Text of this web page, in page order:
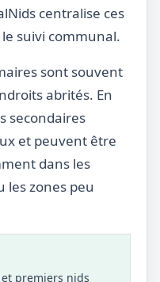
centralise ces
suivi communal.
sont souvent
abrités. En
secondaires
et peuvent être
dans les
les zones peu
premiers nids